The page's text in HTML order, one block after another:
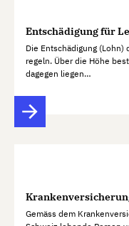
Entschädigung für
Die Entschädigung
regeln. Über die Höhe
dagegen liegen…
Gemäss dem